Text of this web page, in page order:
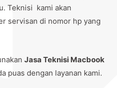
Teknisi kami akan
servisan di nomor hp yang
Jasa Teknisi Macbook
puas dengan layanan kami.